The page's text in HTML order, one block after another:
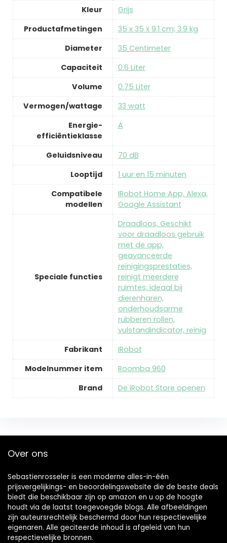
Kleur
‎Grijs
Productafmetingen
‎35 x 35 x 9.1 cm; 3.9 kg
Diameter
‎35 Centimeter
Capaciteit
‎0.6 Liter
Volume
‎0.75 Liter
Vermogen/wattage
‎33 watt
Energie-
efficiëntieklasse
‎A
Geluidsniveau
‎70 dB
Looptijd
‎1 uur en 15 minuten
Compatibele
modellen
‎IRobot Home App, Alexa,
Google Assistant
Speciale functies
‎Draadloos, Geschikt
voor draadloos gebruik
met de app,
geavanceerde
reinigingsprestaties,
reinigt meerdere
ruimtes, ideaal bij
dierenharen,
onderhoudsarme
rubberen rollen,
vulstandindicator, reinig
Fabrikant
‎IRobot
Modelnummer item
‎Roomba 960
Brand
De iRobot Store openen
Over ons
Sebastienrosseler is een moderne alles-in-één
prijsvergelijkings- en beoordelingswebsite die de beste deals
biedt die beschikbaar zijn op amazon en u op de hoogte
houdt via de laatst toegevoegde blogs. Alle afbeeldingen
zijn auteursrechtelijk beschermd door hun respectievelijke
eigenaren. Alle geciteerde inhoud is afgeleid van hun
respectievelijke bronnen.